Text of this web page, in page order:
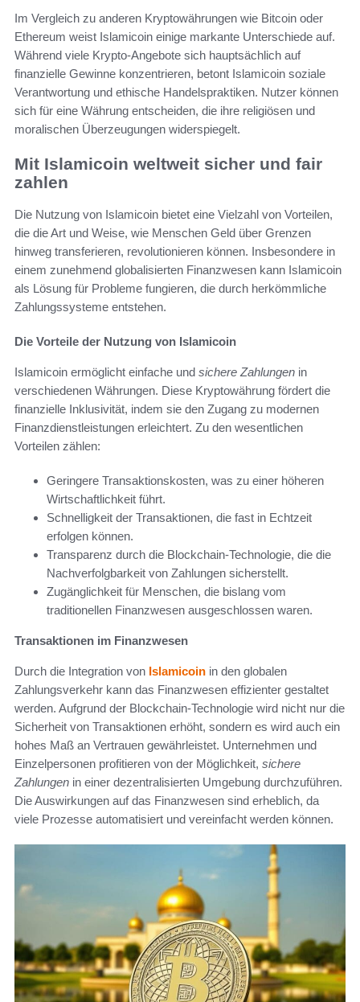
Im Vergleich zu anderen Kryptowährungen wie Bitcoin oder
Ethereum weist Islamicoin einige markante Unterschiede auf.
Während viele Krypto-Angebote sich hauptsächlich auf
finanzielle Gewinne konzentrieren, betont Islamicoin soziale
Verantwortung und ethische Handelspraktiken. Nutzer können
sich für eine Währung entscheiden, die ihre religiösen und
moralischen Überzeugungen widerspiegelt.
Mit Islamicoin weltweit sicher und fair
zahlen
Die Nutzung von Islamicoin bietet eine Vielzahl von Vorteilen,
die die Art und Weise, wie Menschen Geld über Grenzen
hinweg transferieren, revolutionieren können. Insbesondere in
einem zunehmend globalisierten Finanzwesen kann Islamicoin
als Lösung für Probleme fungieren, die durch herkömmliche
Zahlungssysteme entstehen.
Die Vorteile der Nutzung von Islamicoin
Islamicoin ermöglicht einfache und sichere Zahlungen in
verschiedenen Währungen. Diese Kryptowährung fördert die
finanzielle Inklusivität, indem sie den Zugang zu modernen
Finanzdienstleistungen erleichtert. Zu den wesentlichen
Vorteilen zählen:
Geringere Transaktionskosten, was zu einer höheren
Wirtschaftlichkeit führt.
Schnelligkeit der Transaktionen, die fast in Echtzeit
erfolgen können.
Transparenz durch die Blockchain-Technologie, die die
Nachverfolgbarkeit von Zahlungen sicherstellt.
Zugänglichkeit für Menschen, die bislang vom
traditionellen Finanzwesen ausgeschlossen waren.
Transaktionen im Finanzwesen
Durch die Integration von Islamicoin in den globalen
Zahlungsverkehr kann das Finanzwesen effizienter gestaltet
werden. Aufgrund der Blockchain-Technologie wird nicht nur die
Sicherheit von Transaktionen erhöht, sondern es wird auch ein
hohes Maß an Vertrauen gewährleistet. Unternehmen und
Einzelpersonen profitieren von der Möglichkeit, sichere
Zahlungen in einer dezentralisierten Umgebung durchzuführen.
Die Auswirkungen auf das Finanzwesen sind erheblich, da
viele Prozesse automatisiert und vereinfacht werden können.